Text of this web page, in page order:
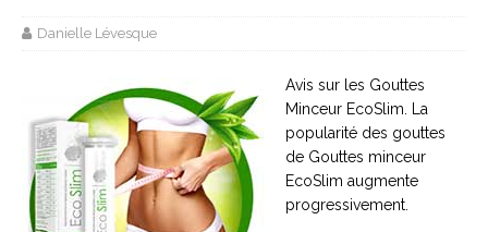
Danielle Lévesque
Avis sur les Gouttes
Minceur EcoSlim. La
popularité des gouttes
de Gouttes minceur
EcoSlim augmente
progressivement.